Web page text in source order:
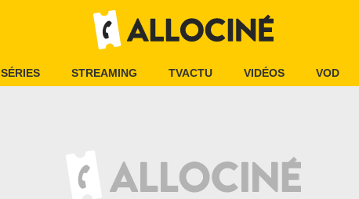
SÉRIES STREAMING TVACTU VIDÉOS VOD